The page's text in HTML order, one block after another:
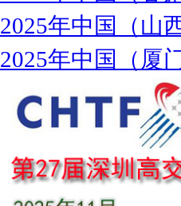
2025年中国（山
2025年中国（厦